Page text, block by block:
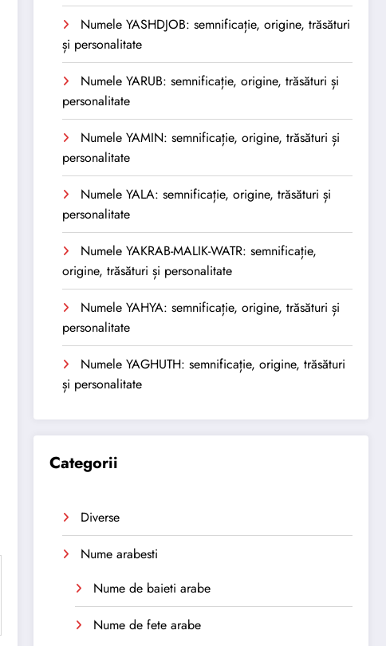
Numele YASHDJOB: semnificație, origine, trăsături
și personalitate
Numele YARUB: semnificație, origine, trăsături și
personalitate
Numele YAMIN: semnificație, origine, trăsături și
personalitate
Numele YALA: semnificație, origine, trăsături și
personalitate
Numele YAKRAB-MALIK-WATR: semnificație,
origine, trăsături și personalitate
Numele YAHYA: semnificație, origine, trăsături și
personalitate
Numele YAGHUTH: semnificație, origine, trăsături
și personalitate
Categorii
Diverse
Nume arabesti
Nume de baieti arabe
Nume de fete arabe